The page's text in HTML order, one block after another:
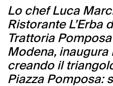
Lo chef Luca
Ristorante L’Erba
Trattoria
Modena,
creando il
Piazza Pomposa: